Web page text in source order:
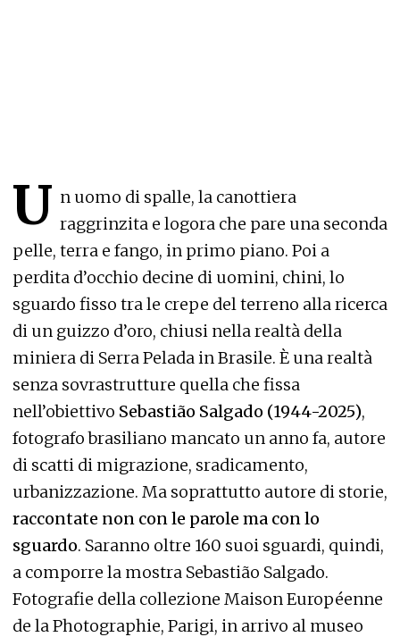
U n uomo di spalle, la canottiera
raggrinzita e logora che pare una seconda
pelle, terra e fango, in primo piano. Poi a
perdita d’occhio decine di uomini, chini, lo
sguardo fisso tra le crepe del terreno alla ricerca
di un guizzo d’oro, chiusi nella realtà della
miniera di Serra Pelada in Brasile. È una realtà
senza sovrastrutture quella che fissa
nell’obiettivo Sebastião Salgado (1944-2025),
fotografo brasiliano mancato un anno fa, autore
di scatti di migrazione, sradicamento,
urbanizzazione. Ma soprattutto autore di storie,
raccontate non con le parole ma con lo
sguardo. Saranno oltre 160 suoi sguardi, quindi,
a comporre la mostra Sebastião Salgado.
Fotografie della collezione Maison Européenne
de la Photographie, Parigi, in arrivo al museo